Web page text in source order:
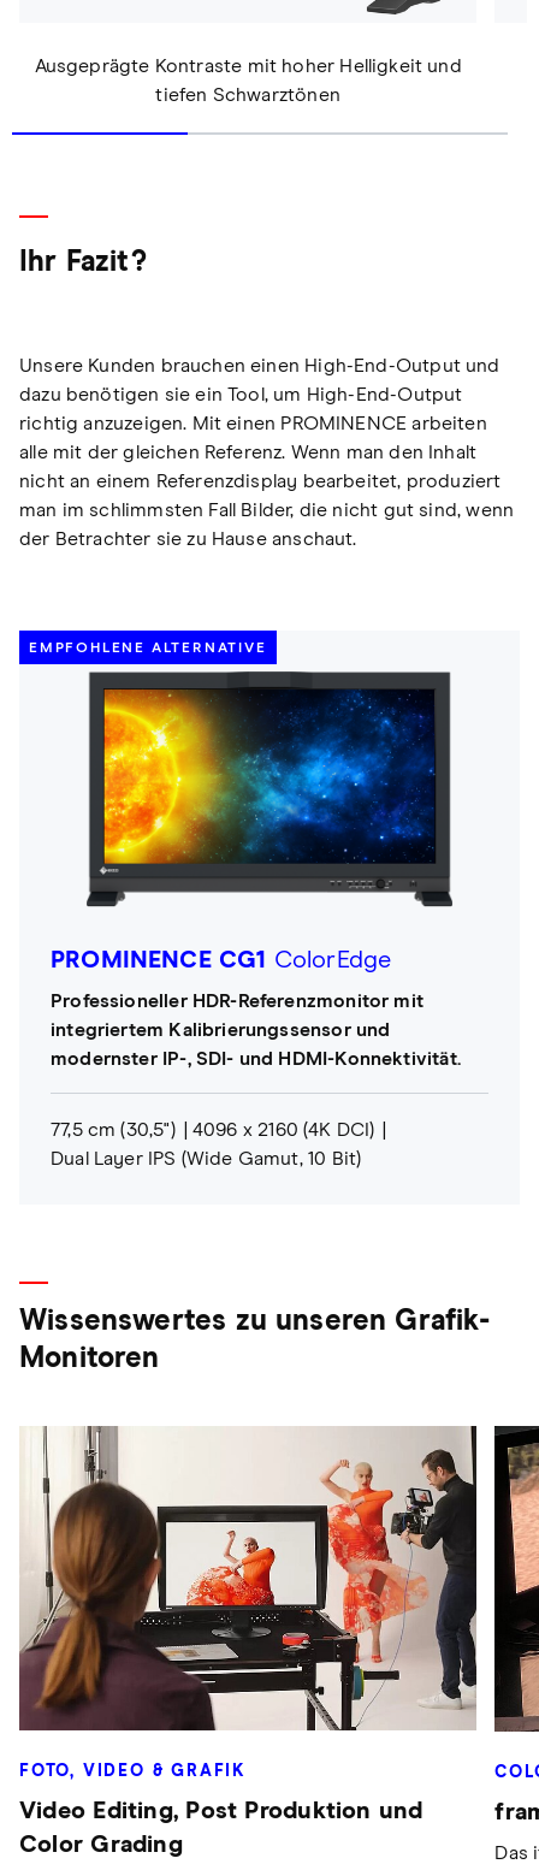
Ausgeprägte Kontraste mit hoher Helligkeit und
tiefen Schwarztönen
Ihr Fazit?
Unsere Kunden brauchen einen High-End-Output und
dazu benötigen sie ein Tool, um High-End-Output
richtig anzuzeigen. Mit einen PROMINENCE arbeiten
alle mit der gleichen Referenz. Wenn man den Inhalt
nicht an einem Referenzdisplay bearbeitet, produziert
man im schlimmsten Fall Bilder, die nicht gut sind, wenn
der Betrachter sie zu Hause anschaut.
EMPFOHLENE ALTERNATIVE
PROMINENCE CG1 ColorEdge
Professioneller HDR-Referenzmonitor mit
integriertem Kalibrierungssensor und
modernster IP-, SDI- und HDMI-Konnektivität.
77,5 cm (30,5")
4096 x 2160 (4K DCI)
Dual Layer IPS (Wide Gamut, 10 Bit)
Wissenswertes zu unseren Grafik-
Monitoren
FOTO, VIDEO & GRAFIK
Video Editing, Post Produktion und
Color Grading
Das